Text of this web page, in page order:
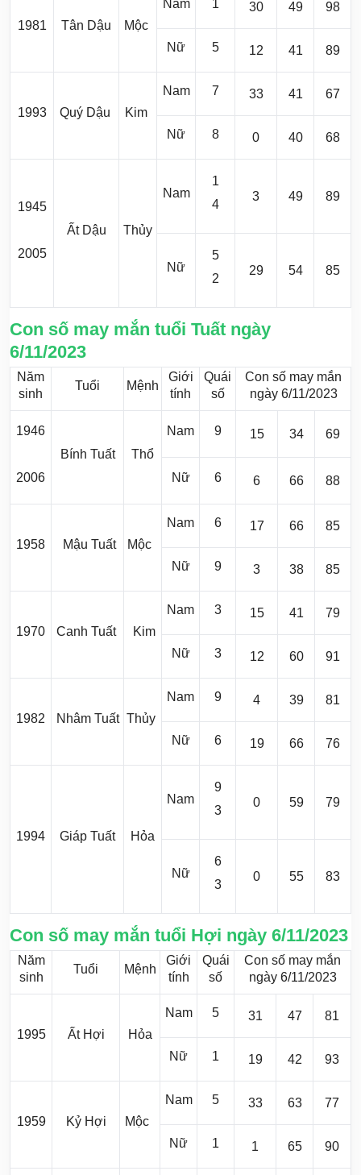
1981 Tân Dậu Mộc
Nam 1 30 49 98
Nữ 5 12 41 89
1993 Quý Dậu Kim
Nam 7 33 41 67
Nữ 8 0 40 68
1945
2005
Ất Dậu Thủy
Nam
1
4
3 49 89
Nữ
5
2
29 54 85
Con số may mắn tuổi Tuất ngày
6/11/2023
Năm
sinh
Tuổi Mệnh
Giới
tính
Quái
số
Con số may mắn
ngày 6/11/2023
1946
2006
Bính Tuất Thổ
Nam 9 15 34 69
Nữ 6 6 66 88
1958 Mậu Tuất Mộc
Nam 6 17 66 85
Nữ 9 3 38 85
1970 Canh Tuất Kim
Nam 3 15 41 79
Nữ 3 12 60 91
1982 Nhâm Tuất Thủy
Nam 9 4 39 81
Nữ 6 19 66 76
1994 Giáp Tuất Hỏa
Nam
9
3
0 59 79
Nữ
6
3
0 55 83
Con số may mắn tuổi Hợi ngày 6/11/2023
Năm
sinh
Tuổi Mệnh
Giới
tính
Quái
số
Con số may mắn
ngày 6/11/2023
1995 Ất Hợi Hỏa
Nam 5 31 47 81
Nữ 1 19 42 93
1959 Kỷ Hợi Mộc
Nam 5 33 63 77
Nữ 1 1 65 90